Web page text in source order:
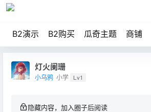
B2演示 B2购买 瓜奇主题 商铺
灯火阑珊
小乌鸦 小学 Lv1
隐藏内容，加入圈子后阅读